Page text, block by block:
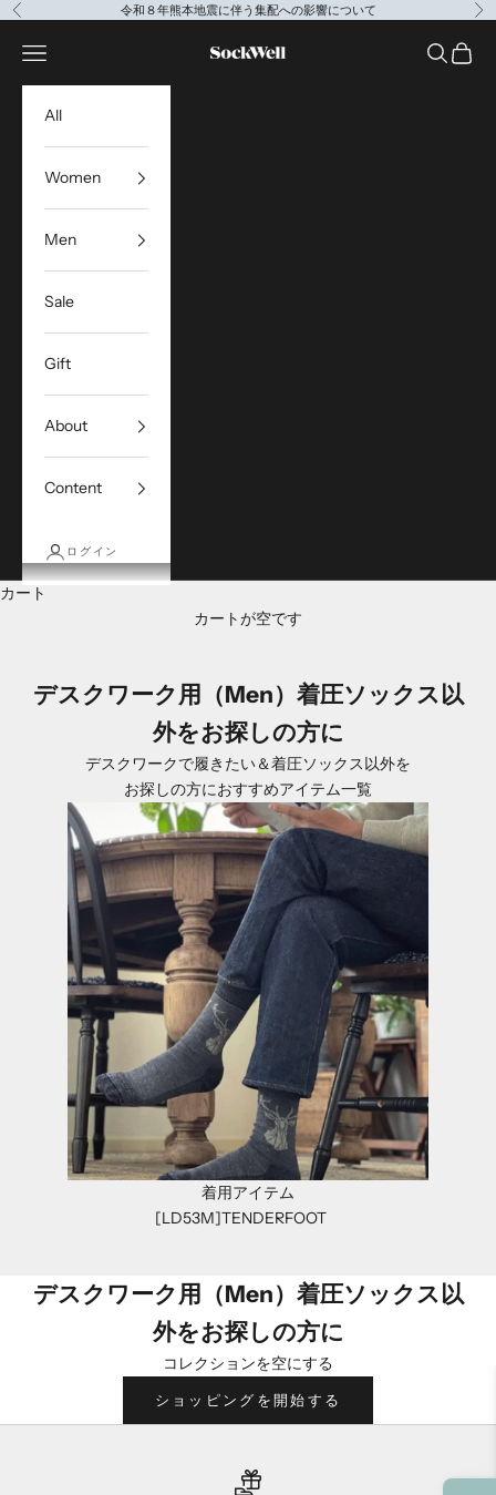
コンテンツへスキップ
前へ 令和８年熊本地震に伴う集配への影響について 次
Sockwell Japan
メニューを開く 検索を開
カー
All
Women
Men
Sale
Gift
About
Content
ログイン
カート
カートが空です
デスクワーク用（Men）着圧ソックス以
外をお探しの方に
デスクワークで履きたい＆着圧ソックス以外を
お探しの方におすすめアイテム一覧
着用アイテム
[LD53M]TENDERFOOT
デスクワーク用（Men）着圧ソックス以
外をお探しの方に
コレクションを空にする
ショッピングを開始する